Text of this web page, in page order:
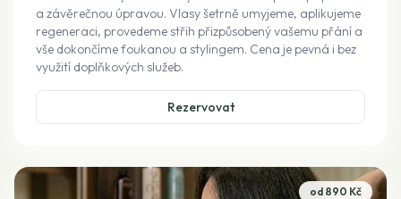
a závěrečnou úpravou. Vlasy šetrně umyjeme, aplikujeme
regeneraci, provedeme střih přizpůsobený vašemu přání a
vše dokončíme foukanou a stylingem. Cena je pevná i bez
využití doplňkových služeb.
Rezervovat
od 890 Kč